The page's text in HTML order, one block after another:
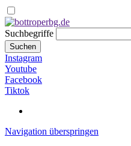
Suchbegriffe
Suchen
Instagram
Youtube
Facebook
Tiktok
Navigation überspringen